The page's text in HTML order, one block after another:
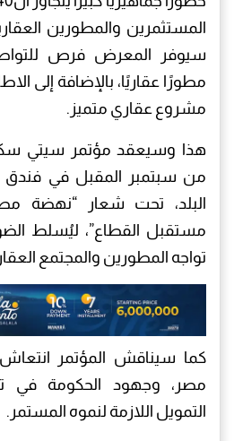
المستثمرين والمطورين
مشروع عقاري متميز.
هذا وسيعقد مؤتمر سيتي
من سبتمبر المقبل في فندق
البلد، تحت شعار “نهضة
مستقبل القطاع”، ليُسلط
تواجه المطورين والمجتمع
كما سيناقش المؤتمر
مصر، وجهود الحكومة في
التمويل اللازمة لنموه المستمر.